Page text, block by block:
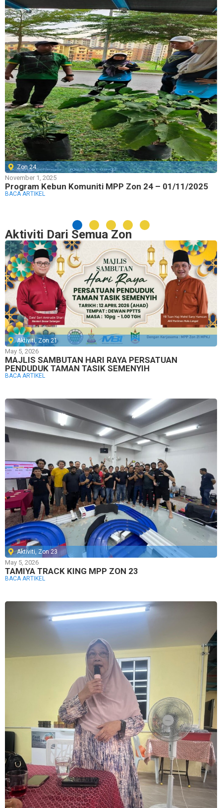
Zon 24
November 1, 2025
Program Kebun Komuniti MPP Zon 24 – 01/11/2025
BACA ARTIKEL
Aktiviti Dari Semua Zon
Aktiviti,Zon 21
May 5, 2026
MAJLIS SAMBUTAN HARI RAYA PERSATUAN
PENDUDUK TAMAN TASIK SEMENYIH
BACA ARTIKEL
Aktiviti, Zon 23
May 5, 2026
TAMIYA TRACK KING MPP ZON 23
BACA ARTIKEL